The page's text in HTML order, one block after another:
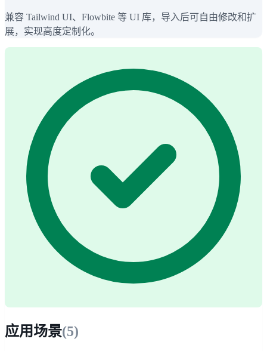
兼容 Tailwind UI、Flowbite 等 UI 库，导入后可自由修改和扩
展，实现高度定制化。
应用场景(5)